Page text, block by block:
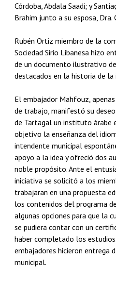
Córdoba, Abdala Saadi; y
Brahim junto a su esposa, Dra.
Rubén Ortiz miembro de la
Sociedad Sirio Libanesa hizo
de un documento ilustrativo
destacados en la historia de la
El embajador Mahfouz,
de trabajo, manifestó su
de Tartagal un instituto árabe
objetivo la enseñanza del
intendente municipal
apoyo a la idea y ofreció dos
noble propósito. Ante el
iniciativa se solicitó a los
trabajaran en una propuesta
los contenidos del programa
algunas opciones para que la
se pudiera contar con un
haber completado los
embajadores hicieron entrega
municipal.